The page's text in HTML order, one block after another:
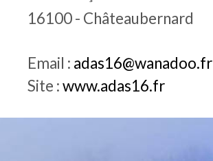
16100 - Châteaubernard
Email : adas16@wanadoo.fr
Site :www.adas16.fr